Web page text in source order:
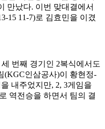
만났다. 이번 맞대결에서
15 11-7)로 김효민을 이겼
번째 경기인 2복식에서도
(KGC인삼공사)이 황현정-
내주었지만, 2, 3게임을
로 역전승을 하면서 팀의 결